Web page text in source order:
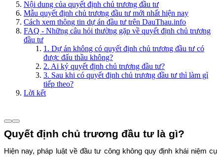
Nội dung của quyết định chủ trương đầu tư
Mẫu quyết định chủ trương đầu tư mới nhất hiện nay
Cách xem thông tin dự án đầu tư trên DauThau.info
FAQ - Những câu hỏi thường gặp về quyết định chủ trương
đầu tư
1. Dự án không có quyết định chủ trương đầu tư có
được đấu thầu không?
2. Ai ký quyết định chủ trương đầu tư?
3. Sau khi có quyết định chủ trương đầu tư thì làm gì
tiếp theo?
Lời kết
Quyết định chủ trương đầu tư là gì?
Hiện nay, pháp luật về đầu tư công không quy định khái niệm cụ